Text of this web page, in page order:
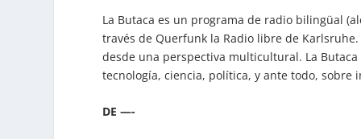
La Butaca es un programa de radio bilingüal
través de Querfunk la Radio libre de
desde una perspectiva multicultural. La
tecnología, ciencia, política, y ante todo,
DE —-